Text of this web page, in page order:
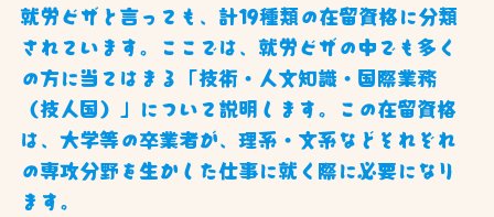
就労ビザと言っても、計19種類の在留資格に分類
されています。ここでは、就労ビザの中でも多く
の方に当てはまる「技術・人文知識・国際業務
（技人国）」について説明します。この在留資格
は、大学等の卒業者が、理系・文系などそれぞれ
の専攻分野を生かした仕事に就く際に必要になり
ます。